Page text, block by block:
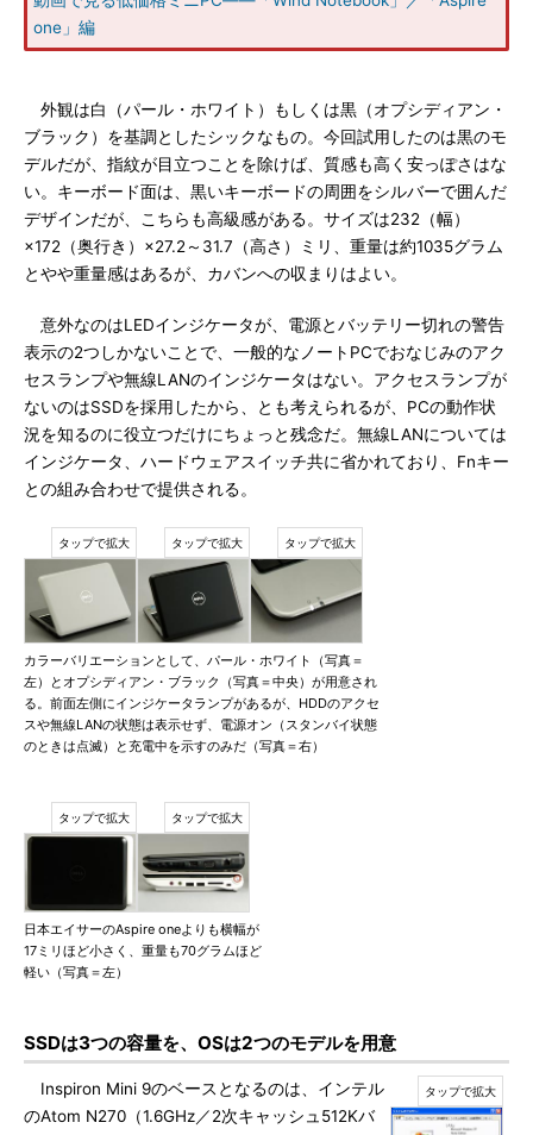
one」編
外観は白（パール・ホワイト）もしくは黒（オプシディアン・
ブラック）を基調としたシックなもの。今回試用したのは黒のモ
デルだが、指紋が目立つことを除けば、質感も高く安っぽさはな
い。キーボード面は、黒いキーボードの周囲をシルバーで囲んだ
デザインだが、こちらも高級感がある。サイズは232（幅）
×172（奥行き）×27.2～31.7（高さ）ミリ、重量は約1035グラム
とやや重量感はあるが、カバンへの収まりはよい。
意外なのはLEDインジケータが、電源とバッテリー切れの警告
表示の2つしかないことで、一般的なノートPCでおなじみのアク
セスランプや無線LANのインジケータはない。アクセスランプが
ないのはSSDを採用したから、とも考えられるが、PCの動作状
況を知るのに役立つだけにちょっと残念だ。無線LANについては
インジケータ、ハードウェアスイッチ共に省かれており、Fnキー
との組み合わせで提供される。
カラーバリエーションとして、パール・ホワイト（写真＝
左）とオプシディアン・ブラック（写真＝中央）が用意され
る。前面左側にインジケータランプがあるが、HDDのアクセ
スや無線LANの状態は表示せず、電源オン（スタンバイ状態
のときは点滅）と充電中を示すのみだ（写真＝右）
日本エイサーのAspire oneよりも横幅が
17ミリほど小さく、重量も70グラムほど
軽い（写真＝左）
SSDは3つの容量を、OSは2つのモデルを用意
Inspiron Mini 9のベースとなるのは、インテル
のAtom N270（1.6GHz／2次キャッシュ512Kバ